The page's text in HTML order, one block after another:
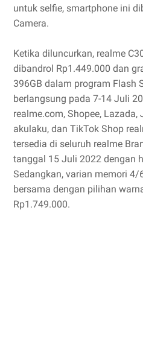
untuk selfie, smartphone ini
Camera.
Ketika diluncurkan, realme
dibandrol Rp1.449.000 dan
396GB dalam program Flash
berlangsung pada 7-14 Juli
realme.com, Shopee, Lazada,
akulaku, dan TikTok Shop
tersedia di seluruh realme
tanggal 15 Juli 2022 dengan
Sedangkan, varian memori 4/
bersama dengan pilihan
Rp1.749.000.